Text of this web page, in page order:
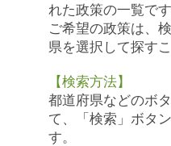
れた政策の一覧です
ご希望の政策は、
県を選択して探す
【検索方法】
都道府県などのボ
て、「検索」ボタ
す。